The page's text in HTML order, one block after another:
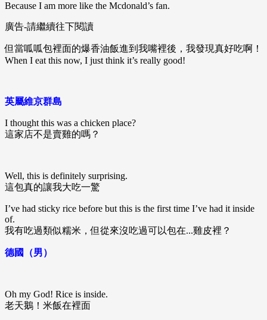
Because I am more like the Mcdonald’s fan.
廣告-請繼續往下閱讀
但當呱呱包裡面的爆香油飯進到我嘴裡後，我發現真好吃啊！
When I eat this now, I just think it’s really good!
英屬維京群島
I thought this was a chicken place?
這家店不是賣雞的嗎？
Well, this is definitely surprising.
這包真的讓我大吃一驚
I’ve had sticky rice before but this is the first time I’ve had it inside
of.
我有吃過類似糯米，但從來沒吃過可以包在...雞皮裡？
德國（男）
Oh my God! Rice is inside.
老天鵝！米飯在裡面